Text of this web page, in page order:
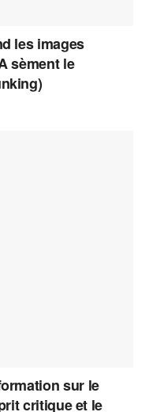
les images
sèment le
sur le
critique et le